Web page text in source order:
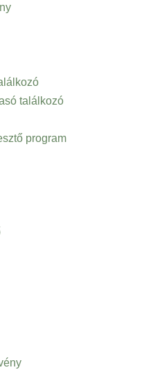
találkozó
program